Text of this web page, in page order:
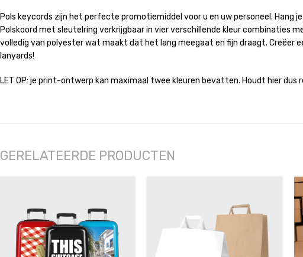
Pols keycords zijn het perfecte promotiemiddel voor u en uw personeel. Hang
Polskoord met sleutelring verkrijgbaar in vier verschillende kleur combinaties
volledig van polyester wat maakt dat het lang meegaat en fijn draagt. Creëer
lanyards!
LET OP: je print-ontwerp kan maximaal twee kleuren bevatten. Houdt hier dus
GERELATEERDE PRODUCTEN